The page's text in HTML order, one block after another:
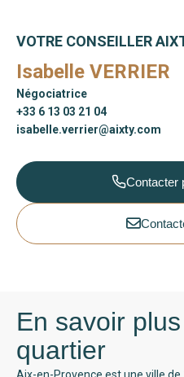
VOTRE CONSEILLER
Isabelle VERRIER
Négociatrice
+33 6 13 03 21 04
isabelle.verrier@aixty.com
Contacter
En savoir
quartier
Aix-en-Provence est une ville